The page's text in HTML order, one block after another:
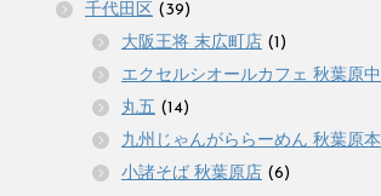
千代田区 (39)
大阪王将 末広町店 (1)
エクセルシオールカフェ 秋葉原
丸五 (14)
九州じゃんがららーめん 秋葉原
小諸そば 秋葉原店 (6)